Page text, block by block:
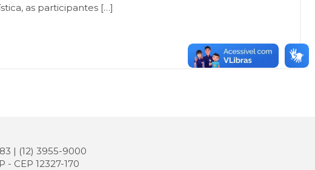
as participantes […]
| (12) 3955-9000
CEP 12327-170